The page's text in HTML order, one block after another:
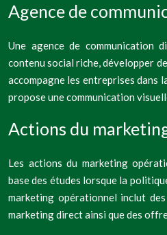
Agence de
Une agence de communication
contenu social riche, développer
accompagne les entreprises
propose une communication
Actions du
Les actions du marketing
base des études lorsque la
marketing opérationnel inclut
marketing direct ainsi que des